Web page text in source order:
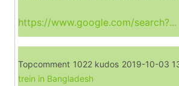
https://www.google.com/search?...
Topcomment 1022 kudos 2019-10-03
trein in Bangladesh